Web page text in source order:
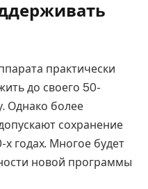
практически
до своего 50-
Однако более
сохранение
годах. Многое будет
новой программы